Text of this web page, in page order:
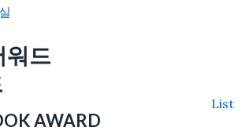
워드
List
AWARD